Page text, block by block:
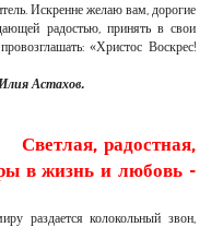
Искренне желаю вам, дорогие
радостью, принять в свои
«Христос Воскрес!
Астахов.
в жизнь и любовь -
раздается колокольный звон,